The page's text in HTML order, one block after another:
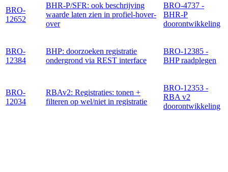
BRO-
12652
BHR-P/SFR: ook beschrijving
waarde laten zien in profiel-hover-
over
BRO-4737 -
BHR-P
doorontwikkeling
BRO-
12384
BHP: doorzoeken registratie
ondergrond via REST interface
BRO-12385 -
BHP raadplegen
BRO-
12034
RBAv2: Registraties: tonen +
filteren op wel/niet in registratie
BRO-12353 -
RBA v2
doorontwikkeling